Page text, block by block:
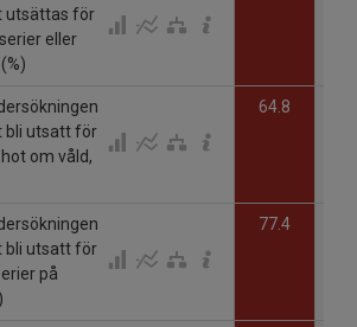
utsättas för
eller
bli utsatt för
om våld,
64.8
bli utsatt för
på
77.4